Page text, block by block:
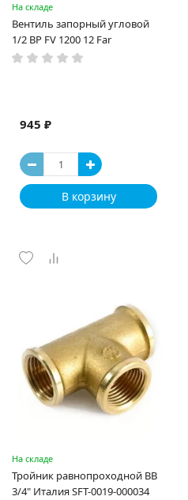
На складе
Вентиль запорный угловой
1/2 ВР FV 1200 12 Far
945 ₽
В корзину
На складе
Тройник равнопроходной ВВ
3/4" Италия SFT-0019-000034